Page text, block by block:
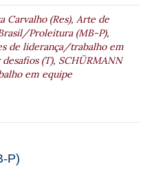
Carvalho (Res), Arte de
Proleitura (MB-P),
de liderança/trabalho em
(T), SCHÜRMANN
em equipe
P)